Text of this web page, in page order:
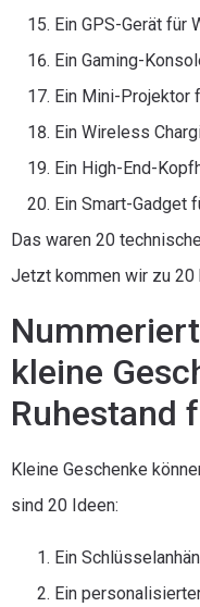
Ein GPS-Gerät für
Ein Gaming-
Ein Mini-Projektor
Ein Wireless
Ein High-End-
Ein Smart-Gadget
Das waren 20
Jetzt kommen wir zu 20
kleine
Ruhestand
Kleine Geschenke
sind 20 Ideen:
Ein
Ein